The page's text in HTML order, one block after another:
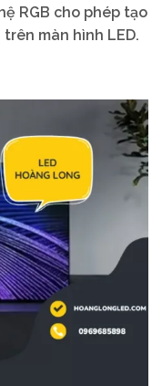
RGB cho phép tạo
màn hình LED.